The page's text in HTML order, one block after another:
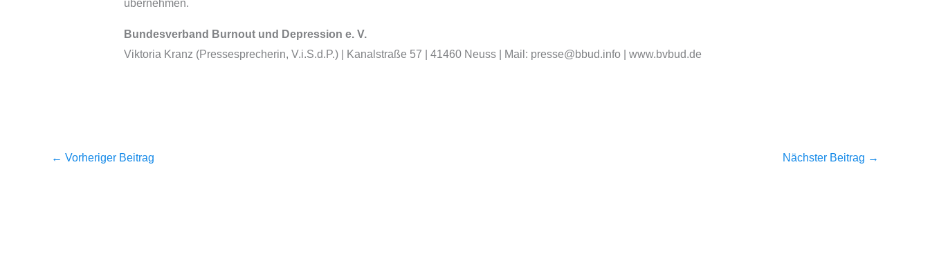
übernehmen.
Bundesverband Burnout und Depression e. V.
Viktoria Kranz (Pressesprecherin, V.i.S.d.P.) | Kanalstraße 57 | 41460 Neuss | Mail: presse@bbud.info | www.bvbud.de
← Vorheriger Beitrag Nächster Beitrag →